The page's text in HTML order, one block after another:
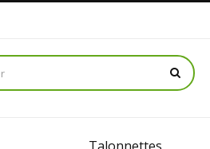
Talonnettes